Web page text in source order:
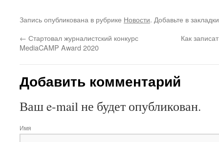
Запись опубликована в рубрике Новости. Добавьте в
← Стартовал журналистский конкурс
MediaCAMP Award 2020
Как
Добавить комментарий
Ваш e-mail не будет опубликован.
Имя